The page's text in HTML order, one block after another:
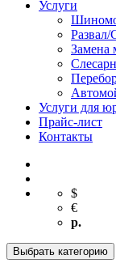
Услуги
Замена
Услуги для
Прайс-лист
Контакты
$
€
р.
Выбрать категорию